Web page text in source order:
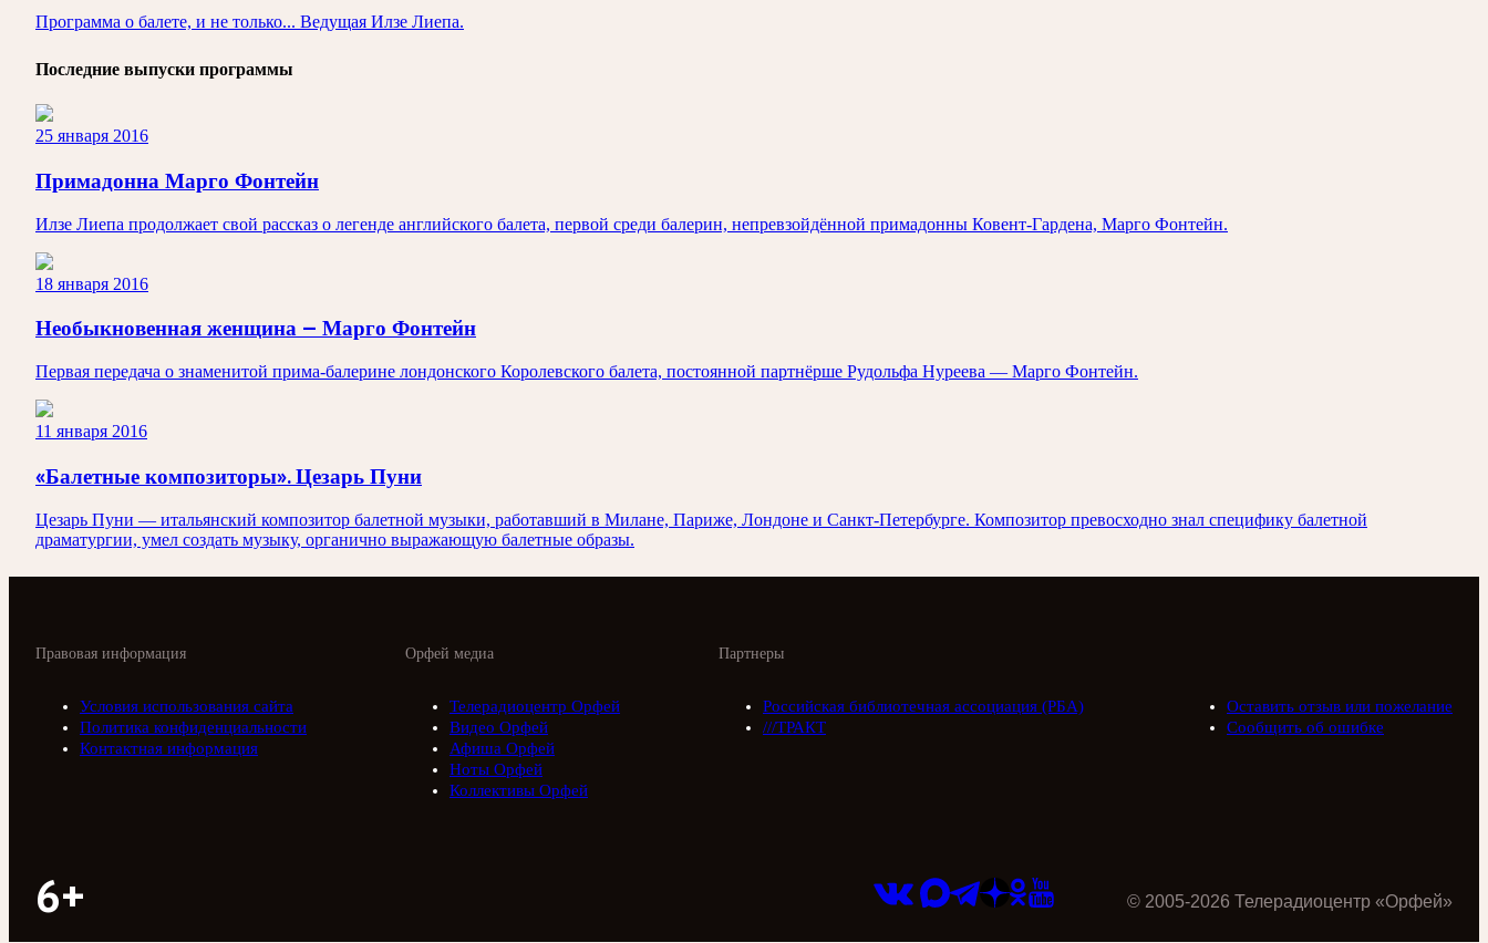
Программа о балете, и не только... Ведущая Илзе Лиепа.
Последние выпуски программы
25 января 2016
Примадонна Марго Фонтейн
Илзе Лиепа продолжает свой рассказ о легенде английского балета, первой среди балерин, непревзойдённой примадонны Ковент-Гардена, Марго Фонтейн.
18 января 2016
Необыкновенная женщина — Марго Фонтейн
Первая передача о знаменитой прима-балерине лондонского Королевского балета, постоянной партнёрше Рудольфа Нуреева — Марго Фонтейн.
11 января 2016
«Балетные композиторы». Цезарь Пуни
Цезарь Пуни — итальянский композитор балетной музыки, работавший в Милане, Париже, Лондоне и Санкт-Петербурге. Композитор превосходно знал специфику балетной
драматургии, умел создать музыку, органично выражающую балетные образы.
Орфей медиа
Телерадиоцентр Орфей
Видео Орфей
Афиша Орфей
Ноты Орфей
Коллективы Орфей
Партнеры
Российская библиотечная ассоциация (РБА)
///ТРАКТ
Правовая информация
Условия использования сайта
Политика конфиденциальности
Контактная информация
Оставить отзыв или пожелание
Сообщить об ошибке
6+ © 2005-2026 Телерадиоцентр «Орфей»